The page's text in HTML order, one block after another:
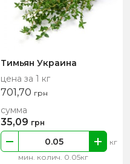
Тимьян Украина
цена за 1 кг
701,70 грн
мин. колич. 0.05кг
кг
сумма
35,09 грн